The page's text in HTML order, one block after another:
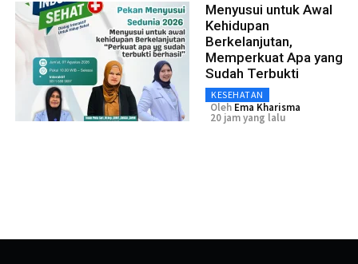
Menyusui untuk Awal
Kehidupan
Berkelanjutan,
Memperkuat Apa yang
Sudah Terbukti
KESEHATAN
Oleh Ema Kharisma
20 jam yang lalu